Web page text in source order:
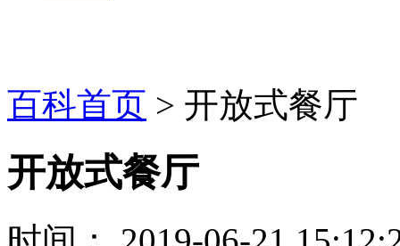
百科首页 > 开放式餐厅
开放式餐厅